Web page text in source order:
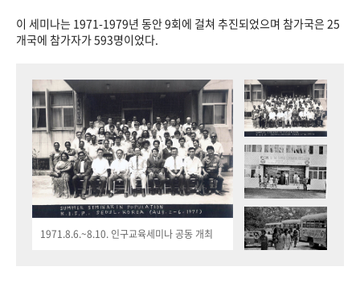
이 세미나는 1971-1979년 동안 9회에 걸쳐 추진되었으며 참가국은 25
개국에 참가자가 593명이었다.
1971.8.6.~8.10. 인구교육세미나 공동 개최